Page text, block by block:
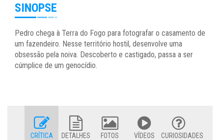
SINOPSE
Pedro chega à Terra do Fogo para fotografar o casamento de
um fazendeiro. Nesse território hostil, desenvolve uma
obsessão pela noiva. Descoberto e castigado, passa a ser
cúmplice de um genocídio.
CRÍTICA DETALHES FOTOS VÍDEOS CURIOSIDADES